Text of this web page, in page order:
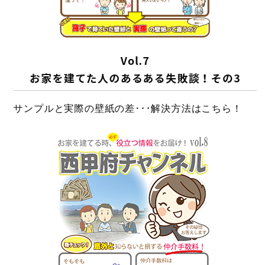
Vol.7
お家を建てた人のあるある失敗談！その3
サンプルと実際の壁紙の差･･･解決方法はこちら！